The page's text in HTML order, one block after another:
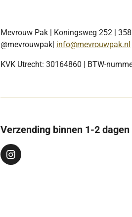
Mevrouw Pak | Koningsweg 252 |
@mevrouwpak| info@mevrouwpak.nl
KVK Utrecht: 30164860 | BTW-
Verzending binnen 1-2 dagen
I
n